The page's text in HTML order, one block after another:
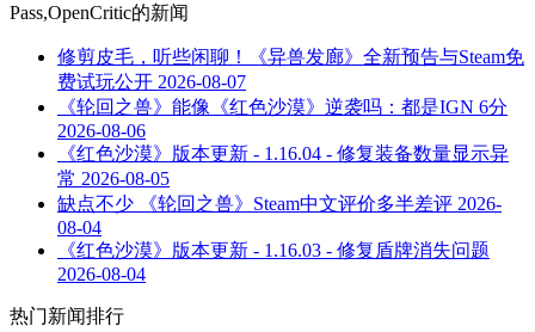
Pass,OpenCritic的新闻
修剪皮毛，听些闲聊！《异兽发廊》全新预告与Steam免
费试玩公开 2026-08-07
《轮回之兽》能像《红色沙漠》逆袭吗：都是IGN 6分
2026-08-06
《红色沙漠》版本更新 - 1.16.04 - 修复装备数量显示异
常 2026-08-05
缺点不少 《轮回之兽》Steam中文评价多半差评 2026-
08-04
《红色沙漠》版本更新 - 1.16.03 - 修复盾牌消失问题
2026-08-04
热门新闻排行